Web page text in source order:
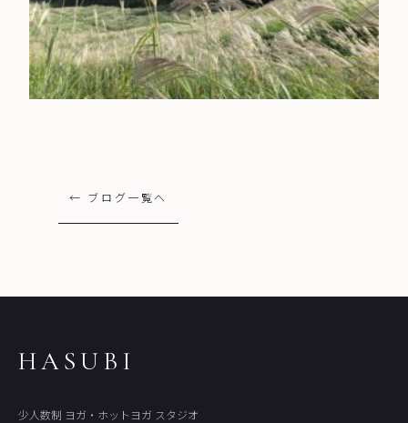
← ブログ一覧へ
HASUBI
少人数制 ヨガ・ホットヨガ スタジオ